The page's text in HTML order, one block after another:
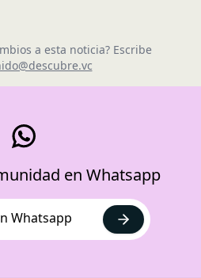
a esta noticia? Escribe
en Whatsapp
Whatsapp